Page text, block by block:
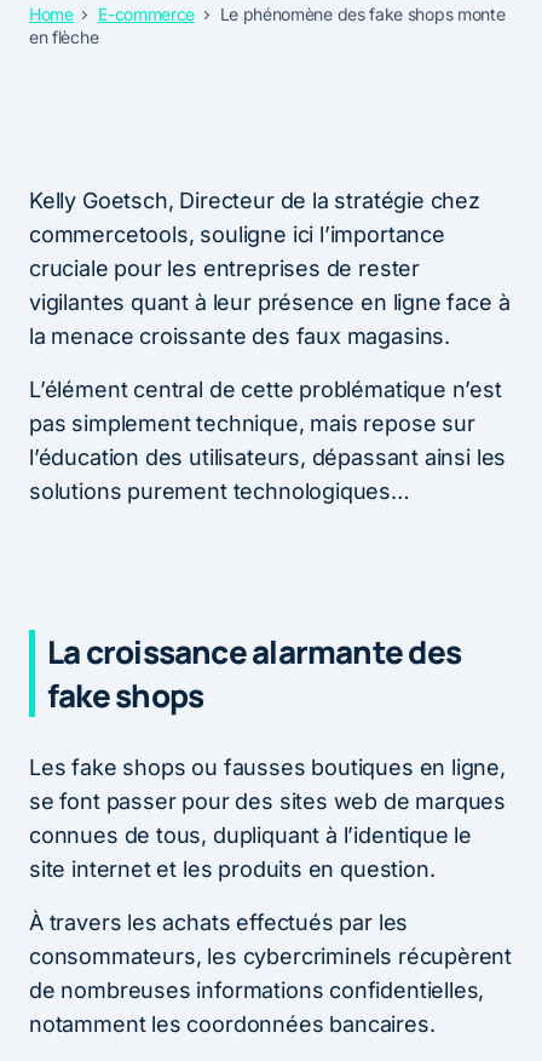
Home E-commerce
Le phénomène des fake shops monte
en flèche
Kelly Goetsch, Directeur de la stratégie chez
commercetools, souligne ici l’importance
cruciale pour les entreprises de rester
vigilantes quant à leur présence en ligne face à
la menace croissante des faux magasins.
L’élément central de cette problématique n’est
pas simplement technique, mais repose sur
l’éducation des utilisateurs, dépassant ainsi les
solutions purement technologiques…
La croissance alarmante des
fake shops
Les fake shops ou fausses boutiques en ligne,
se font passer pour des sites web de marques
connues de tous, dupliquant à l’identique le
site internet et les produits en question.
À travers les achats effectués par les
consommateurs, les cybercriminels récupèrent
de nombreuses informations confidentielles,
notamment les coordonnées bancaires.